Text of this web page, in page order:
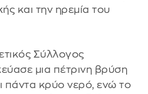
και την ηρεμία του
Σύλλογος
μια πέτρινη βρύση
πάντα κρύο νερό, ενώ το